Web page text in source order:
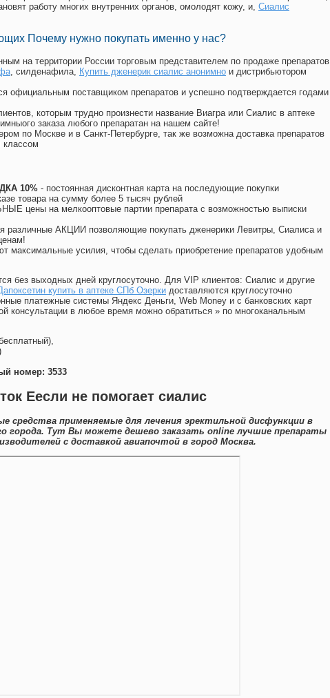
работу многих внутренних органов, омолодят кожу, и, Сиалис
Почему нужно покупать именно у нас?
на территории России торговым представителем по продаже препаратов
, силденафила, Купить дженерик сиалис анонимно и дистрибьютором
официальным поставщиком препаратов и успешно подтверждается годами
которым трудно произнести название Виагра или Сиалис в аптеке
заказа любого препаратан на нашем сайте!
по Москве и в Санкт-Петербурге, так же возможна доставка препаратов
классом
10% - постоянная дисконтная карта на последующие покупки
товара на сумму более 5 тысяч рублей
цены на мелкооптовые партии препарата с возможностью выписки
различные АКЦИИ позволяющие покупать дженерики Левитры, Сиалиса и
максимальные усилия, чтобы сделать приобретение препаратов удобным
без выходных дней круглосуточно. Для VIP клиентов: Сиалис и другие
купить в аптеке СПб Озерки доставляются круглосуточно
платежные системы Яндекс Деньги, Web Money и с банковских карт
консультации в любое время можно обратиться » по многоканальным
номер: 3533
Еесли не помогает сиалис
средства применяемые для лечения эректильной дисфункции в
города. Тут Вы можете дешево заказать online лучшие препараты
с доставкой авиапочтой в город Москва.